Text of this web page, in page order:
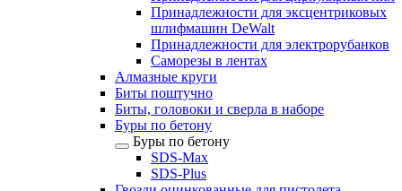
Принадлежности для эксцентриковых
шлифмашин DeWalt
Принадлежности для электрорубанков
Саморезы в лентах
Алмазные круги
Биты поштучно
Биты, головоки и сверла в наборе
Буры по бетону
Буры по бетону
SDS-Max
SDS-Plus